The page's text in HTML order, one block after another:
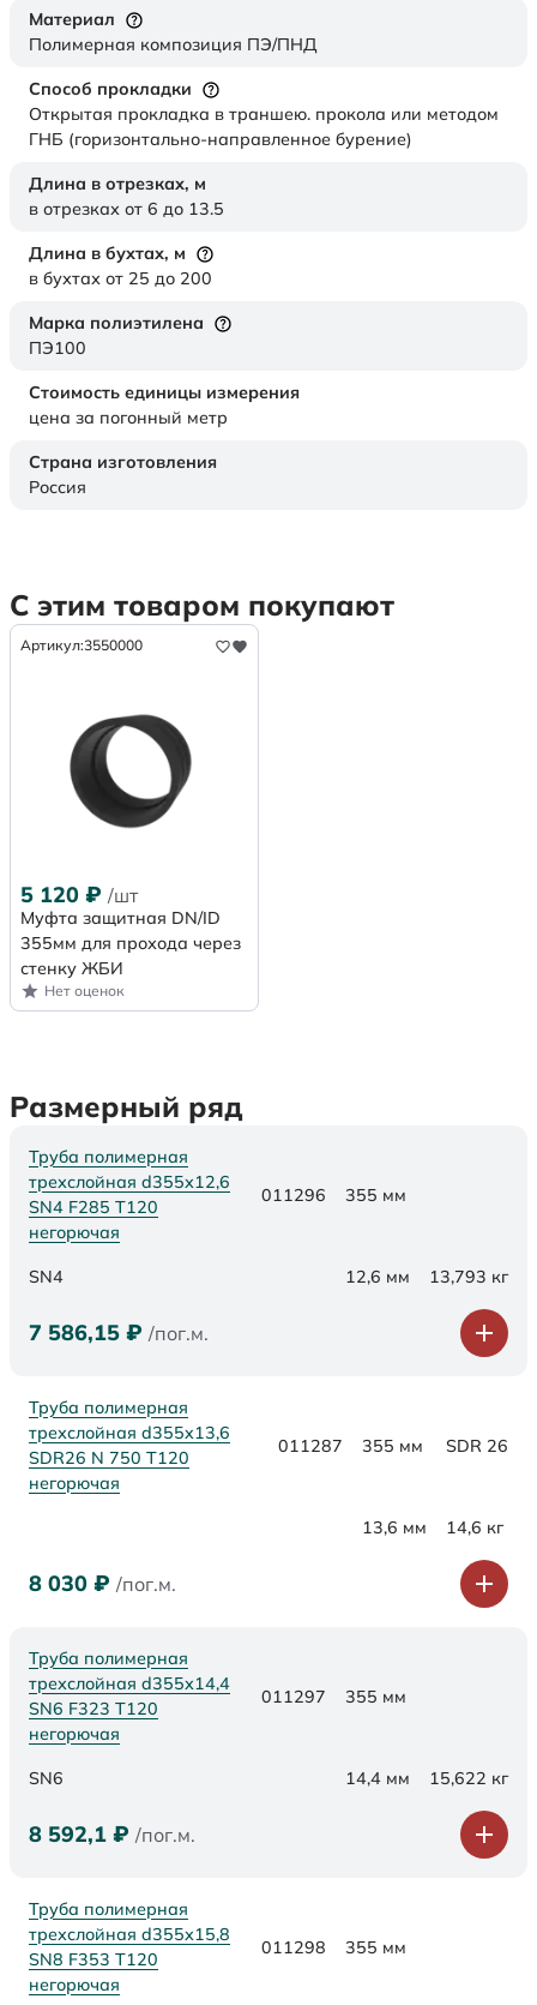
Материал
Полимерная композиция ПЭ/ПНД
Способ прокладки
Открытая прокладка в траншею. прокола или методом
ГНБ (горизонтально-направленное бурение)
Длина в отрезках, м
в отрезках от 6 до 13.5
Длина в бухтах, м
в бухтах от 25 до 200
Марка полиэтилена
ПЭ100
Стоимость единицы измерения
цена за погонный метр
Страна изготовления
Россия
С этим товаром покупают
Артикул:3550000
5 120 ₽ /шт
Муфта защитная DN/ID
355мм для прохода через
стенку ЖБИ
Нет оценок
Размерный ряд
Труба полимерная
трехслойная d355х12,6
SN4 F285 Т120
негорючая
011296 355 мм
SN4 12,6 мм 13,793 кг
7 586,15 ₽ /пог.м.
Труба полимерная
трехслойная d355x13,6
SDR26 N 750 Т120
негорючая
011287 355 мм SDR 26
13,6 мм 14,6 кг
8 030 ₽ /пог.м.
Труба полимерная
трехслойная d355х14,4
SN6 F323 Т120
негорючая
011297 355 мм
SN6 14,4 мм 15,622 кг
8 592,1 ₽ /пог.м.
Труба полимерная
трехслойная d355х15,8
SN8 F353 Т120
негорючая
011298 355 мм